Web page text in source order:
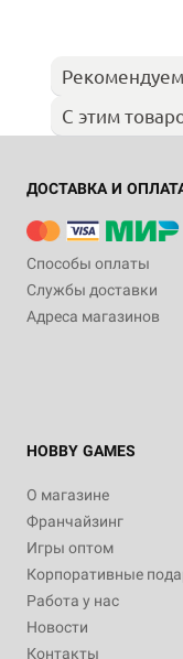
С этим
ДОСТАВКА И
Способы оплаты
Службы доставки
Адреса магазинов
HOBBY GAMES
О магазине
Франчайзинг
Игры оптом
Корпоративные
Работа у нас
Новости
Контакты